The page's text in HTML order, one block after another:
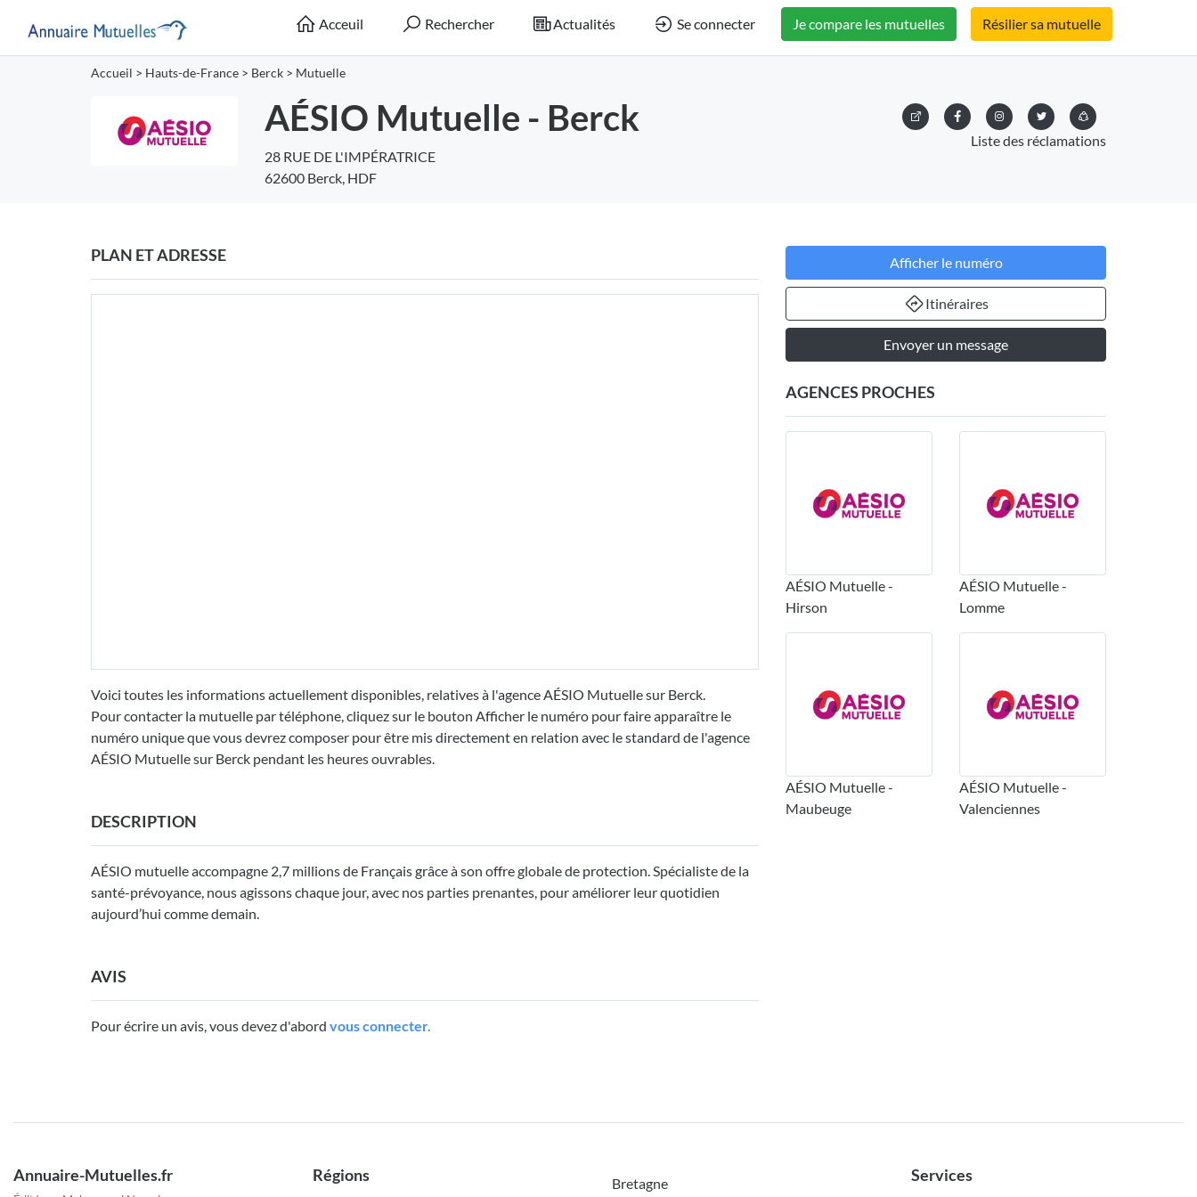
Acceuil Rechercher Actualités Se connecter Je compare les mutuelles Résilier sa mutuelle
Accueil > Hauts-de-France > Berck > Mutuelle
AÉSIO Mutuelle - Berck
28 RUE DE L'IMPÉRATRICE
62600 Berck, HDF
Liste des réclamations
PLAN ET ADRESSE
Voici toutes les informations actuellement disponibles, relatives à l'agence AÉSIO Mutuelle sur Berck.
Pour contacter la mutuelle par téléphone, cliquez sur le bouton Afficher le numéro pour faire apparaître le
numéro unique que vous devrez composer pour être mis directement en relation avec le standard de l'agence
AÉSIO Mutuelle sur Berck pendant les heures ouvrables.
DESCRIPTION
AÉSIO mutuelle accompagne 2,7 millions de Français grâce à son offre globale de protection. Spécialiste de la
santé-prévoyance, nous agissons chaque jour, avec nos parties prenantes, pour améliorer leur quotidien
aujourd’hui comme demain.
AVIS
Pour écrire un avis, vous devez d'abord vous connecter.
Afficher le numéro
Itinéraires
Envoyer un message
AGENCES PROCHES
AÉSIO Mutuelle -
Hirson
AÉSIO Mutuelle -
Lomme
AÉSIO Mutuelle -
Maubeuge
AÉSIO Mutuelle -
Valenciennes
Annuaire-Mutuelles.fr Régions
Bretagne
Services